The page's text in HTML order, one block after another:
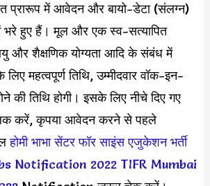
प्रारूप में आवेदन और बायो-डेटा (संलग्न)
भरे हुए हैं। मूल और एक स्व-सत्यापित
और शैक्षणिक योग्यता आदि के संबंध में
लिए महत्वपूर्ण तिथि, उम्मीदवार वॉक-इन-
की तिथि होगी। इसके लिए नीचे दिए गए
करें, कृपया आवेदन करने से पहले
होमी भाभा सेंटर फॉर साइंस एजुकेशन भर्ती
Notification 2022 TIFR Mumbai